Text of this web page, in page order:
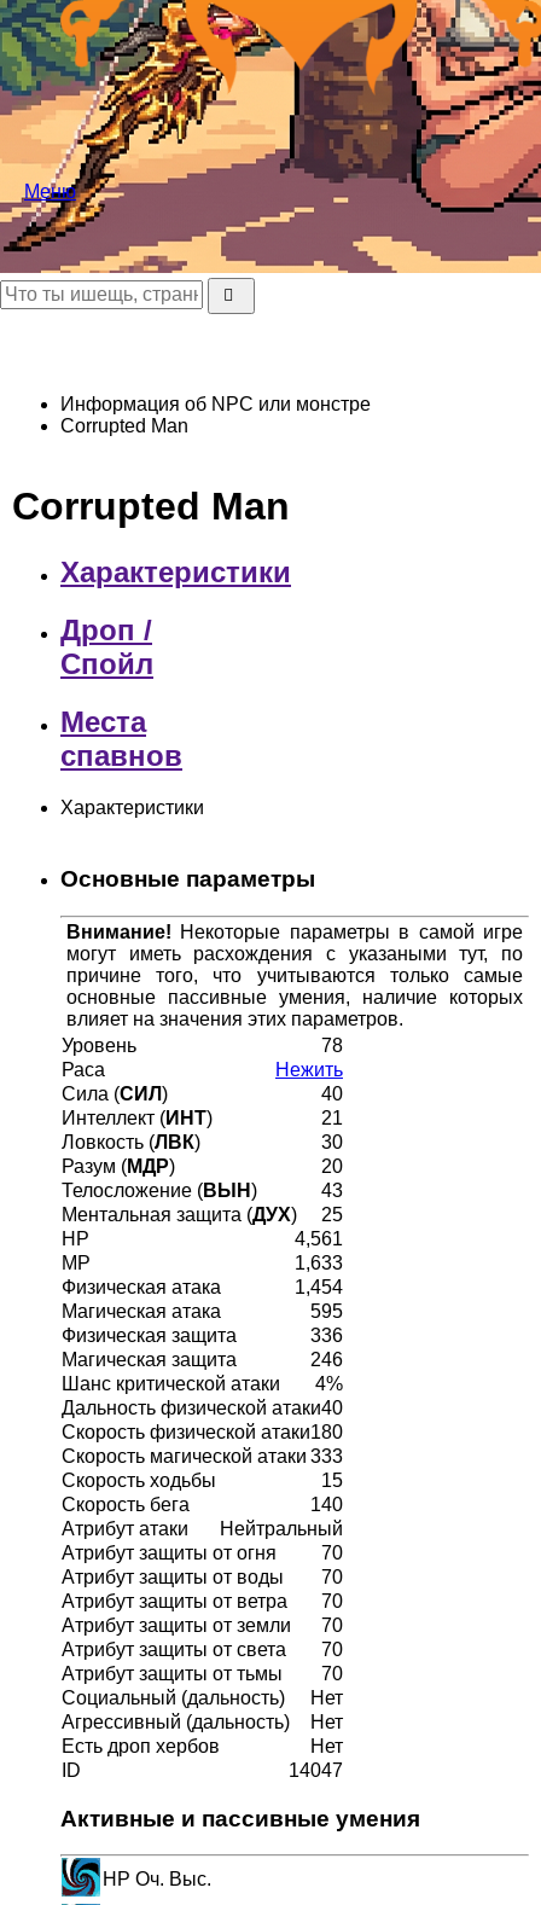
Меню
Информация об NPC или монстре
Corrupted Man
Corrupted Man
Характеристики
Дроп /
Спойл
Места
спавнов
Характеристики
Основные параметры
Внимание! Некоторые параметры в самой игре
могут иметь расхождения с указаными тут, по
причине того, что учитываются только самые
основные пассивные умения, наличие которых
влияет на значения этих параметров.
Уровень
78
Раса
Нежить
Сила (СИЛ)
40
Интеллект (ИНТ)
21
Ловкость (ЛВК)
30
Разум (МДР)
20
Телосложение (ВЫН)
43
Ментальная защита (ДУХ)
25
HP
4,561
MP
1,633
Физическая атака
1,454
Магическая атака
595
Физическая защита
336
Магическая защита
246
Шанс критической атаки
4%
Дальность физической атаки40
Скорость физической атаки180
Скорость магической атаки 333
Скорость ходьбы
15
Скорость бега
140
Атрибут атаки
Нейтральный
Атрибут защиты от огня
70
Атрибут защиты от воды
70
Атрибут защиты от ветра
70
Атрибут защиты от земли
70
Атрибут защиты от света
70
Атрибут защиты от тьмы
70
Социальный (дальность)
Нет
Агрессивный (дальность)
Нет
Есть дроп хербов
Нет
ID
14047
Активные и пассивные умения
HP Оч. Выс.